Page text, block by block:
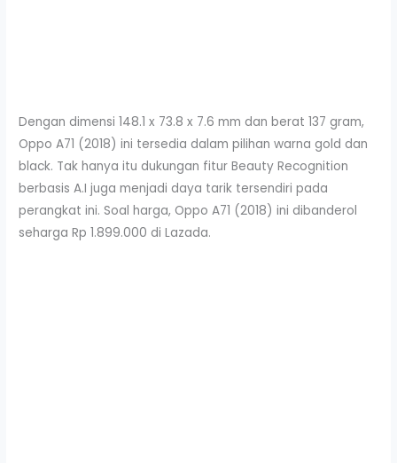
Dengan dimensi 148.1 x 73.8 x 7.6 mm dan berat 137 gram,
Oppo A71 (2018) ini tersedia dalam pilihan warna gold dan
black. Tak hanya itu dukungan fitur Beauty Recognition
berbasis A.I juga menjadi daya tarik tersendiri pada
perangkat ini. Soal harga, Oppo A71 (2018) ini dibanderol
seharga Rp 1.899.000 di Lazada.